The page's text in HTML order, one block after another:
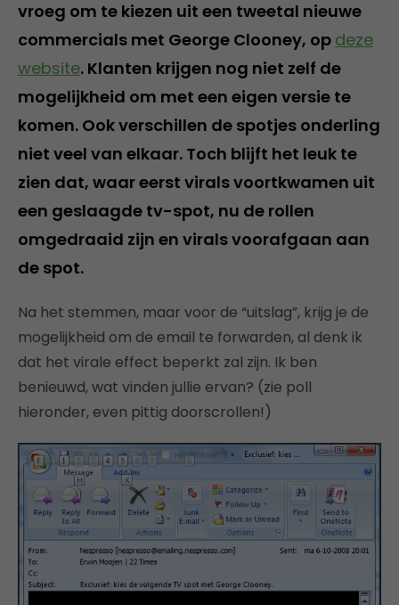
vroeg om te kiezen uit een tweetal nieuwe
commercials met George Clooney, op deze
website. Klanten krijgen nog niet zelf de
mogelijkheid om met een eigen versie te
komen. Ook verschillen de spotjes onderling
niet veel van elkaar. Toch blijft het leuk te
zien dat, waar eerst virals voortkwamen uit
een geslaagde tv-spot, nu de rollen
omgedraaid zijn en virals voorafgaan aan
de spot.
Na het stemmen, maar voor de “uitslag”, krijg je de
mogelijkheid om de email te forwarden, al denk ik
dat het virale effect beperkt zal zijn. Ik ben
benieuwd, wat vinden jullie ervan? (zie poll
hieronder, even pittig doorscrollen!)